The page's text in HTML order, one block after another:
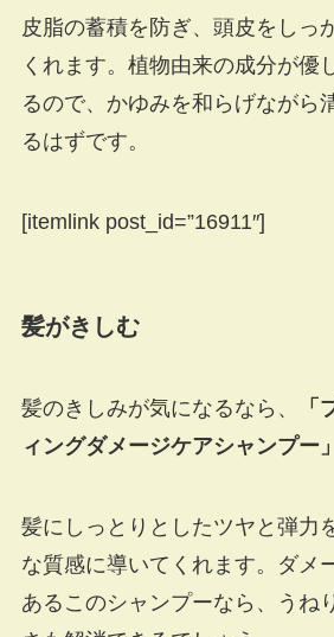
皮脂の蓄積を防ぎ、頭皮をしっ
くれます。植物由来の成分が優
るので、かゆみを和らげながら
るはずです。
[itemlink post_id=”16911″]
髪がきしむ
髪のきしみが気になるなら、
ィングダメージケアシャンプー」
髪にしっとりとしたツヤと弾力
な質感に導いてくれます。ダメ
あるこのシャンプーなら、うね